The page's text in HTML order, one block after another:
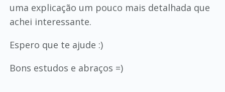
uma explicação um pouco mais detalhada que
achei interessante.
Espero que te ajude :)
Bons estudos e abraços =)